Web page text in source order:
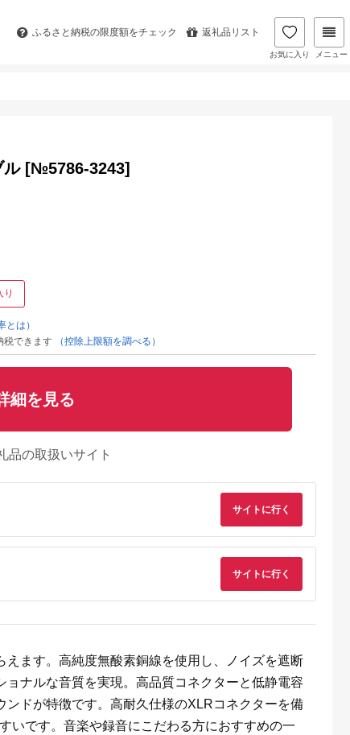
ふるさと納税の限度額をチェック 返礼品リスト
お気に入り メニュー
33,000
バブリーキッチンシャ
ワー [No.715] ／ マイ
クロナノバブル（ファ
湿 水流切替付き 節水
9,000
H6-135 濃州正宗作
テンレス和包丁 刺身
包丁 210mm
7,000
ル [№5786-3243]
り
とは）
税できます
（控除上限額を調べる）
細を見る
品の取扱いサイト
サイトに行く
サイトに行く
えます。高純度無酸素銅線を使用し、ノイズを遮断
ナルな音質を実現。高品質コネクターと低静電容
ドが特徴です。高耐久仕様のXLRコネクターを備
いです。音楽や録音にこだわる方におすすめの一